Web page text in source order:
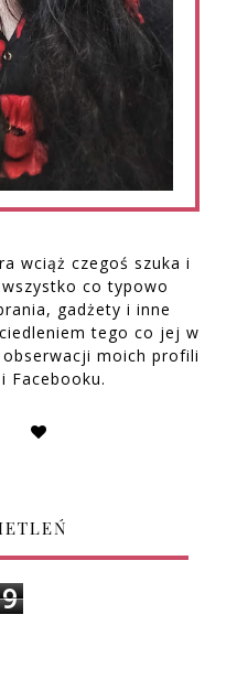
wciąż czegoś szuka i
co typowo
gadżety i inne
tego co jej w
moich profili
Facebooku.
9